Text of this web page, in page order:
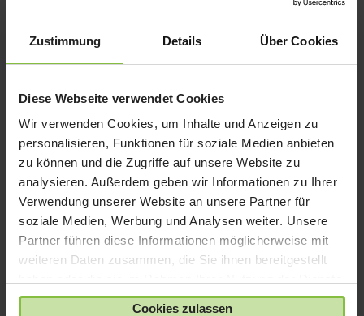
Zustimmung Details Über Cookies
Diese Webseite verwendet Cookies
Wir verwenden Cookies, um Inhalte und Anzeigen zu
personalisieren, Funktionen für soziale Medien anbieten
zu können und die Zugriffe auf unsere Website zu
analysieren. Außerdem geben wir Informationen zu Ihrer
Verwendung unserer Website an unsere Partner für
soziale Medien, Werbung und Analysen weiter. Unsere
Partner führen diese Informationen möglicherweise mit
weiteren Daten zusammen, die Sie ihnen bereitgestellt
gesammelt haben.
Cookies zulassen
iPad mini
iPad Pro
iPhone 6
iPhone SE
iPhone X
iPod nano
iPod shuffle
iPod touch
Kabel & Adapter
Kopfhörer